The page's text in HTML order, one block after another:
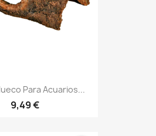
Para Acuarios...
9,49 €